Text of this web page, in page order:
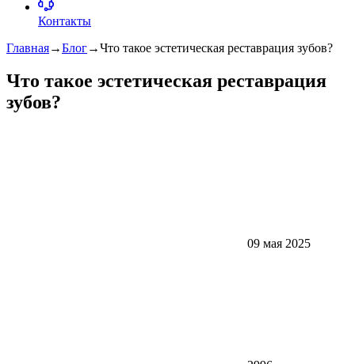
Контакты
Главная→Блог→Что такое эстетическая реставрация зубов?
Что такое эстетическая реставрация
зубов?
09 мая 2025